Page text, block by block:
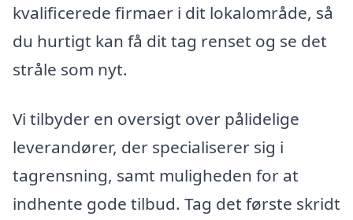
kvalificerede firmaer i dit lokalområde, så
du hurtigt kan få dit tag renset og se det
stråle som nyt.
Vi tilbyder en oversigt over pålidelige
leverandører, der specialiserer sig i
tagrensning, samt muligheden for at
indhente gode tilbud. Tag det første skridt